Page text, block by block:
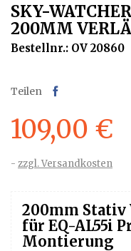
SKY-
200MM
Bestellnr.: OV 20860
Teilen
109,00 €
zzgl. Versandkosten
200mm Stativ
für EQ-AL55i
Montierung